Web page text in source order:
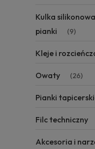
Kulka
pianki
(9)
Kleje i
Owaty (26)
Pianki
Filc techniczny
Akcesoria i